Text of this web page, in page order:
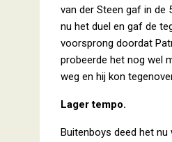
van der Steen gaf in de
nu het duel en gaf de
voorsprong doordat
probeerde het nog wel
weg en hij kon
Lager tempo.
Buitenboys deed het